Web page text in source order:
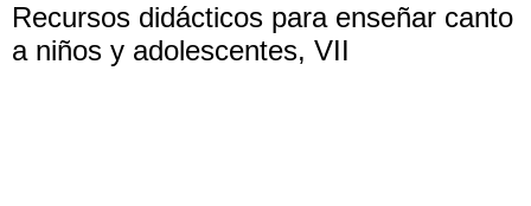
Recursos didácticos para enseñar canto
a niños y adolescentes, VII